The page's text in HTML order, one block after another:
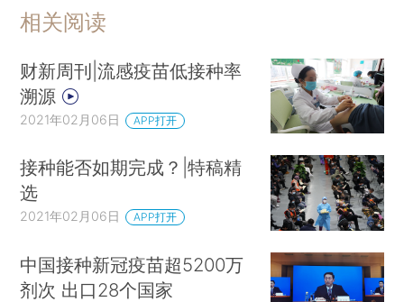
相关阅读
财新周刊|流感疫苗低接种率
溯源
2021年02月06日 APP打开
接种能否如期完成？|特稿精
选
2021年02月06日 APP打开
中国接种新冠疫苗超5200万
剂次 出口28个国家